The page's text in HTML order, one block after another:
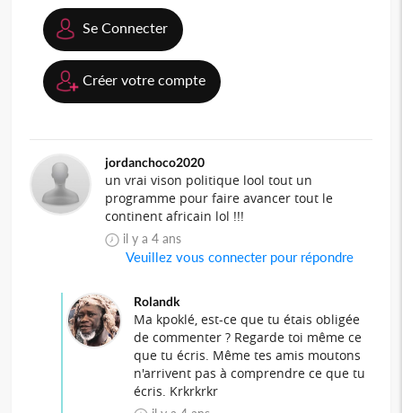
Se Connecter
Créer votre compte
jordanchoco2020
un vrai vison politique lool tout un
programme pour faire avancer tout le
continent africain lol !!!
il y a 4 ans
Veuillez vous connecter pour répondre
Rolandk
Ma kpoklé, est-ce que tu étais obligée
de commenter ? Regarde toi même ce
que tu écris. Même tes amis moutons
n'arrivent pas à comprendre ce que tu
écris. Krkrkrkr